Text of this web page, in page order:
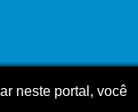
neste portal, você